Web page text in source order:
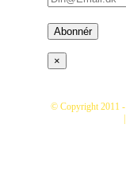
×
© Copyright 2011 -